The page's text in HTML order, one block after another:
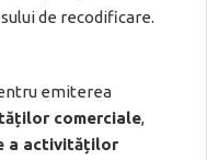
de recodificare.
emiterea
comerciale,
a activităților